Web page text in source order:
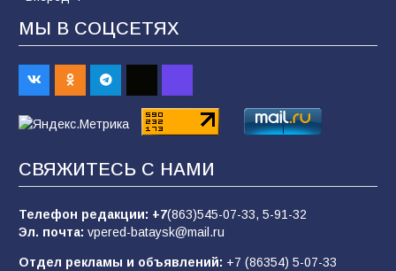
«Пургу нести — не поля переходить»: почему
заявления о мобилизации — это
пропагандистский вброс
заявления Киева о мобилизации — это
отчаяние, а не разведка
80 02.08.2026
МЫ В СОЦСЕТЯХ
СВЯЖИТЕСЬ С НАМИ
Телефон редакции: +7(863)545-07-33, 5-91-32
Эл. почта: vpered-bataysk@mail.ru
Отдел рекламы и объявлений: +7 (86354) 5-07-33